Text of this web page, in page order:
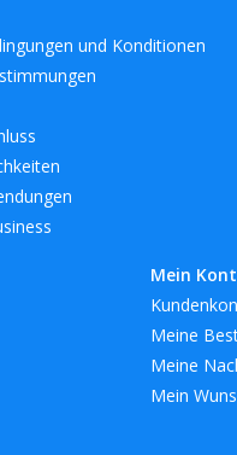
und Konditionen
Mein
Meine
Meine
Mein